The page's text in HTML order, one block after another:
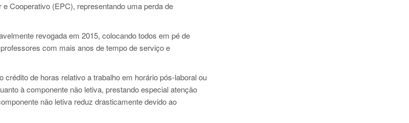
Cooperativo (EPC), representando uma perda de
revogada em 2015, colocando todos em pé de
com mais anos de tempo de serviço e
de horas relativo a trabalho em horário pós-laboral ou
à componente não letiva, prestando especial atenção
não letiva reduz drasticamente devido ao